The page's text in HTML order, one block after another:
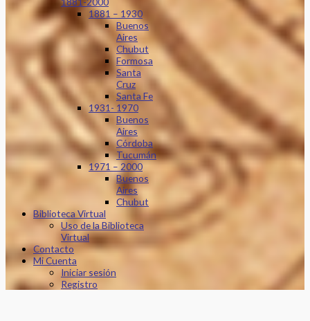
1881 – 1930
Buenos
Aires
Chubut
Formosa
Santa
Cruz
Santa Fe
1931- 1970
Buenos
Aires
Córdoba
Tucumán
1971 – 2000
Buenos
Aires
Chubut
Biblioteca Virtual
Uso de la Biblioteca
Virtual
Contacto
Mi Cuenta
Iniciar sesión
Registro